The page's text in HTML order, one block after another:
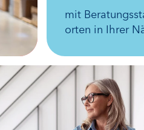
mit
orten in Ihrer